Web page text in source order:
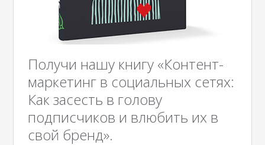
Получи нашу книгу «Контент-
маркетинг в социальных сетях:
Как засесть в голову
подписчиков и влюбить их в
свой бренд».